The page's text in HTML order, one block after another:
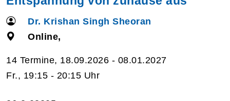
Dr. Krishan Singh Sheoran
Online,
14 Termine, 18.09.2026 - 08.01.2027
Fr., 19:15 - 20:15 Uhr